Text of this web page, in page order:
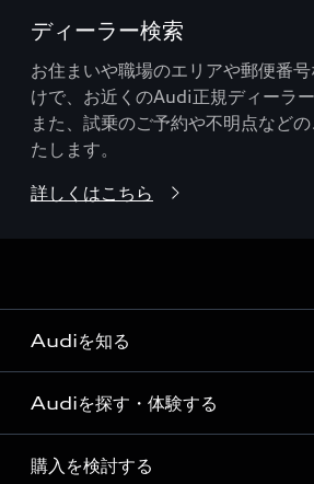
ディーラー検索
お住まいや職場のエリアや郵便番
けで、お近くのAudi正規ディーラー
また、試乗のご予約や不明点など
たします。
詳しくはこちら
Audiを知る
Audi ブランド
Story of Progress
Audiを探す・体験する
ディーラー検索
購入を検討する